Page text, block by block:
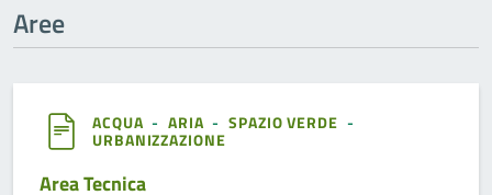
Aree
ACQUA -ARIA -SPAZIO VERDE -
URBANIZZAZIONE
Area Tecnica